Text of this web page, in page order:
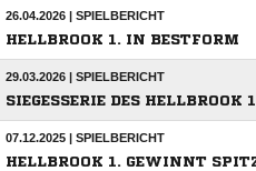
26.04.2026 | SPIELBERICHT
HELLBROOK 1. IN BESTFORM
29.03.2026 | SPIELBERICHT
SIEGESSERIE DES HELLBROOK
07.12.2025 | SPIELBERICHT
HELLBROOK 1. GEWINNT